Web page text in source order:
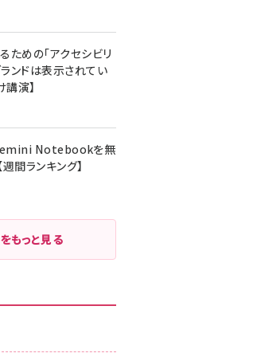
めの「アクセシビリ
ンドは表示されてい
演】
Notebookを無
間ランキング】
もっと見る